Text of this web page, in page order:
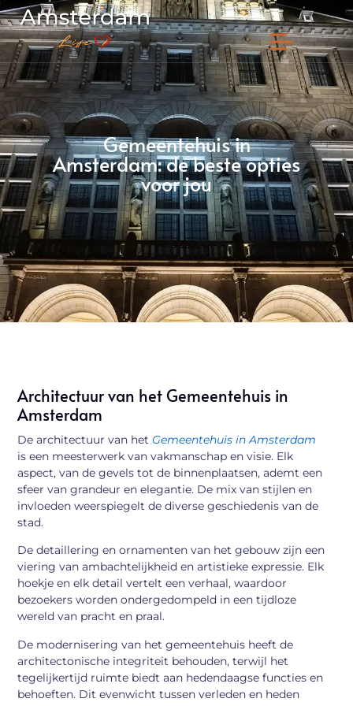
Gemeentehuis in
Amsterdam: de beste opties
voor jou
Architectuur van het Gemeentehuis in
Amsterdam
De architectuur van het Gemeentehuis in Amsterdam
is een meesterwerk van vakmanschap en visie. Elk
aspect, van de gevels tot de binnenplaatsen, ademt een
sfeer van grandeur en elegantie. De mix van stijlen en
invloeden weerspiegelt de diverse geschiedenis van de
stad.
De detaillering en ornamenten van het gebouw zijn een
viering van ambachtelijkheid en artistieke expressie. Elk
hoekje en elk detail vertelt een verhaal, waardoor
bezoekers worden ondergedompeld in een tijdloze
wereld van pracht en praal.
De modernisering van het gemeentehuis heeft de
architectonische integriteit behouden, terwijl het
tegelijkertijd ruimte biedt aan hedendaagse functies en
behoeften. Dit evenwicht tussen verleden en heden